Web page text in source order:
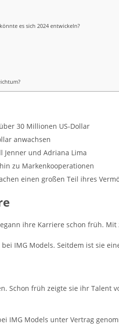
es sich 2024 entwickeln?
30 Millionen US-Dollar
anwachsen
Jenner und Adriana Lima
zu Markenkooperationen
einen großen Teil ihres
ihre Karriere schon früh. Mit
IMG Models. Seitdem ist sie
Schon früh zeigte sie ihr Talent
IMG Models unter Vertrag